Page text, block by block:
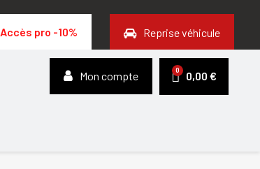
Accès pro -10% Reprise véhicule
Mon compte 0,00 €